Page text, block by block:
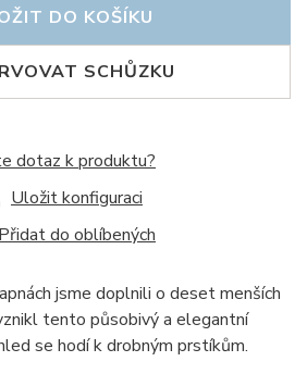
SCHŮZKU
DO KOŠÍKU
dotaz k produktu?
Uložit konfiguraci
Přidat do oblíbených
jsme doplnili o deset menších
tento působivý a elegantní
se hodí k drobným prstíkům.